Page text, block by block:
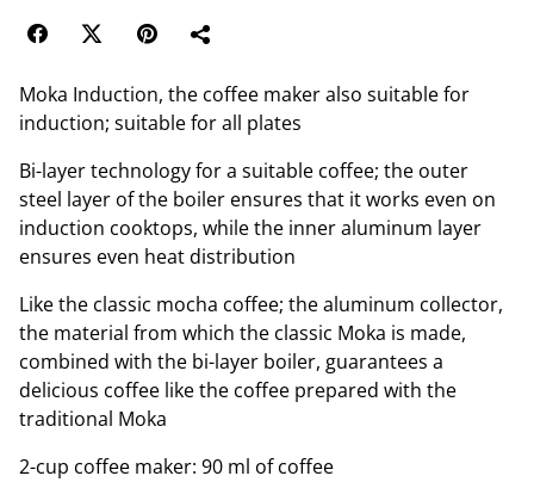
Moka Induction, the coffee maker also suitable for
induction; suitable for all plates
Bi-layer technology for a suitable coffee; the outer
steel layer of the boiler ensures that it works even on
induction cooktops, while the inner aluminum layer
ensures even heat distribution
Like the classic mocha coffee; the aluminum collector,
the material from which the classic Moka is made,
combined with the bi-layer boiler, guarantees a
delicious coffee like the coffee prepared with the
traditional Moka
2-cup coffee maker: 90 ml of coffee